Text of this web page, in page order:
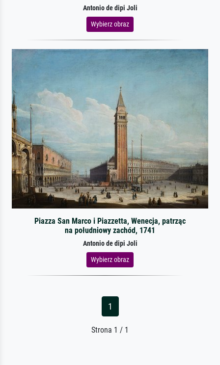
Antonio de dipi Joli
Wybierz obraz
Piazza San Marco i Piazzetta, Wenecja, patrząc
na południowy zachód, 1741
Antonio de dipi Joli
Wybierz obraz
1
Strona 1 / 1